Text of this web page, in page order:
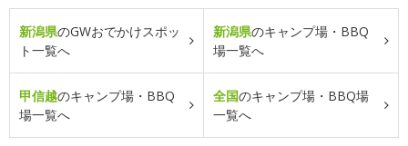
新潟県のGWおでかけスポッ
ト一覧へ
新潟県のキャンプ場・BBQ
場一覧へ
甲信越のキャンプ場・BBQ
場一覧へ
全国のキャンプ場・BBQ場
一覧へ